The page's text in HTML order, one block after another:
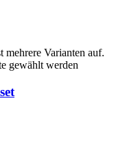
mehrere Varianten auf.
gewählt werden